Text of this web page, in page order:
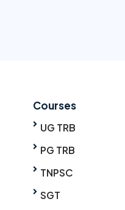
Courses
UG TRB
PG TRB
TNPSC
SGT